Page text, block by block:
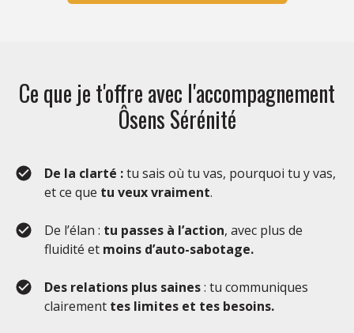
Ce que je t'offre avec l'accompagnement
Ôsens Sérénité
De la clarté :tu sais où tu vas, pourquoi tu y vas,
et ce que tu veux vraiment.
De l’élan : tu passes à l’action, avec plus de
fluidité et moins d’auto-sabotage.
Des relations plus saines: tu communiques
clairement tes limites et tes besoins.